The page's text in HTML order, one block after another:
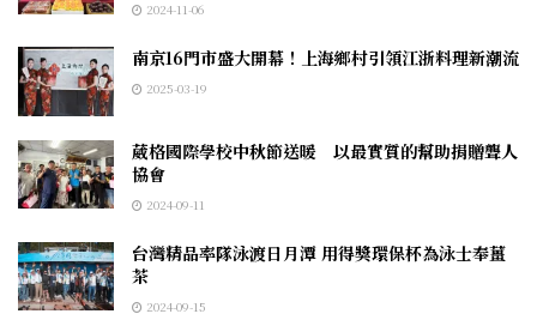
2024-11-06
南京16門市盛大開幕！上海鄉村引領江浙料理新潮流
2025-03-19
葳格國際學校中秋節送暖 以最實質的幫助捐贈聾人
協會
2024-09-11
台灣精品率隊泳渡日月潭 用得獎環保杯為泳士奉薑
茶
2024-09-15